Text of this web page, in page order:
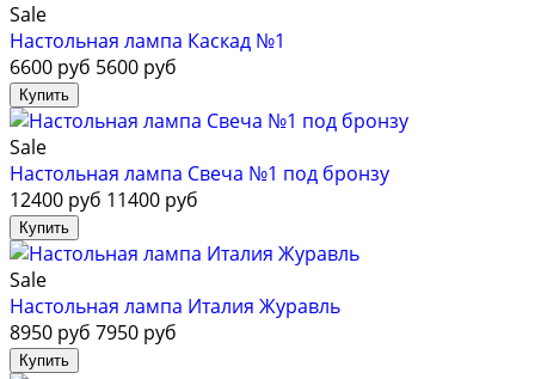
Sale
Настольная лампа Каскад №1
6600 руб 5600 руб
Sale
Настольная лампа Свеча №1 под бронзу
12400 руб 11400 руб
Sale
Настольная лампа Италия Журавль
8950 руб 7950 руб